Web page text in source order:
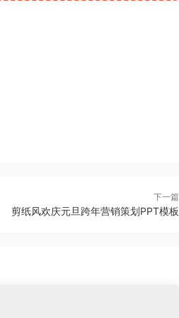
下一篇
剪纸风欢庆元旦跨年营销策划PPT模板